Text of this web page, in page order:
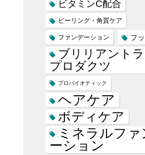
ビタミンC配合
ピーリング・角質ケア
ファンデーション フ
ブリリアント
プロダクツ
プロバイオティック
ヘアケア
ボディケア
ミネラルファ
ーション